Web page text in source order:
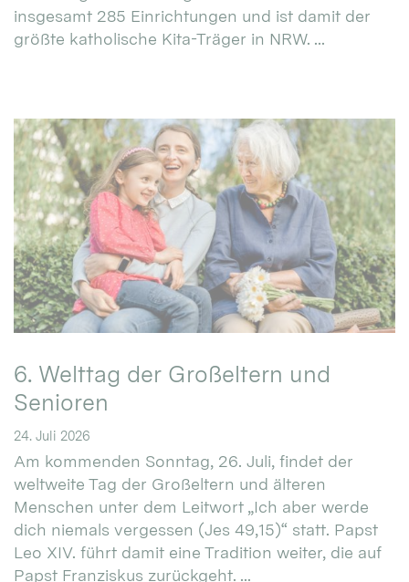
insgesamt 285 Einrichtungen und ist damit der
größte katholische Kita-Träger in NRW. ...
6. Welttag der Großeltern und
Senioren
24. Juli 2026
Am kommenden Sonntag, 26. Juli, findet der
weltweite Tag der Großeltern und älteren
Menschen unter dem Leitwort „Ich aber werde
dich niemals vergessen (Jes 49,15)“ statt. Papst
Leo XIV. führt damit eine Tradition weiter, die auf
Papst Franziskus zurückgeht. ...